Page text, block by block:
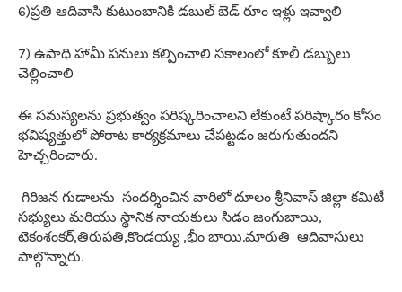
6)ప్రతి ఆదివాసి కుటుంబానికి డబుల్ బెడ్ రూం ఇళ్లు ఇవ్వాలి
7) ఉపాధి హామీ పనులు కల్పించాలి సకాలంలో కూలీ డబ్బులు
చెల్లించాలి
ఈ సమస్యలను ప్రభుత్వం పరిష్కరించాలని లేకుంటే పరిష్కారం కోసం
భవిష్యత్తులో పోరాట కార్యక్రమాలు చేపట్టడం జరుగుతుందని
హెచ్చరించారు.
గిరిజన గుడాలను సందర్శించిన వారిలో దూలం శ్రీనివాస్ జిల్లా కమిటీ
సభ్యులు మరియు స్థానిక నాయకులు సిడం జంగుబాయి,
టెకంశంకర్,తిరుపతి,కొండయ్య ,భీం బాయి.మారుతి ఆదివాసులు
పాల్గొన్నారు.